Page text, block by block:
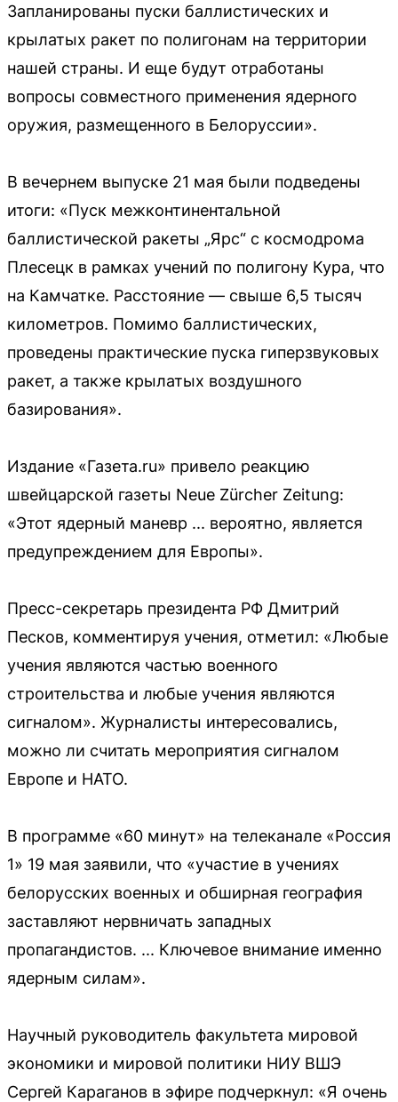
Запланированы пуски баллистических и
крылатых ракет по полигонам на территории
нашей страны. И еще будут отработаны
вопросы совместного применения ядерного
оружия, размещенного в Белоруссии».
В вечернем выпуске 21 мая были подведены
итоги: «Пуск межконтинентальной
баллистической ракеты „Ярс“ с космодрома
Плесецк в рамках учений по полигону Кура, что
на Камчатке. Расстояние — свыше 6,5 тысяч
километров. Помимо баллистических,
проведены практические пуска гиперзвуковых
ракет, а также крылатых воздушного
базирования».
Издание «Газета.ru» привело реакцию
швейцарской газеты Neue Zürcher Zeitung:
«Этот ядерный маневр ... вероятно, является
предупреждением для Европы».
Пресс-секретарь президента РФ Дмитрий
Песков, комментируя учения, отметил: «Любые
учения являются частью военного
строительства и любые учения являются
сигналом». Журналисты интересовались,
можно ли считать мероприятия сигналом
Европе и НАТО.
В программе «60 минут» на телеканале «Россия
1» 19 мая заявили, что «участие в учениях
белорусских военных и обширная география
заставляют нервничать западных
пропагандистов. ... Ключевое внимание именно
ядерным силам».
Научный руководитель факультета мировой
экономики и мировой политики НИУ ВШЭ
Сергей Караганов в эфире подчеркнул: «Я очень